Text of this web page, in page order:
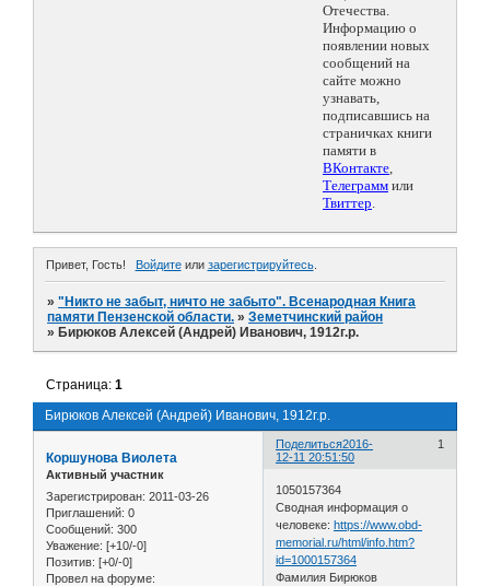
Отечества.
Информацию о
появлении новых
сообщений на
сайте можно
узнавать,
подписавшись на
страничках книги
памяти в
ВКонтакте,
Телеграмм или
Твиттер.
Привет, Гость! Войдитеили зарегистрируйтесь.
»"Никто не забыт, ничто не забыто". Всенародная Книга
памяти Пензенской области. »Земетчинский район
» Бирюков Алексей (Андрей) Иванович, 1912г.р.
Бирюков Алексей (Андрей) Иванович, 1912г.р.
Страница:1
Поделиться 1
2016-
12-11 20:51:50
Коршунова Виолета
Активный участник
Зарегистрирован: 2011-03-26
Приглашений: 0
Сообщений: 300
Уважение: [+10/-0]
Позитив: [+0/-0]
Провел на форуме:
1050157364
Сводная информация о
человеке:https://www.obd-
memorial.ru/html/info.htm?
id=1000157364
Фамилия Бирюков